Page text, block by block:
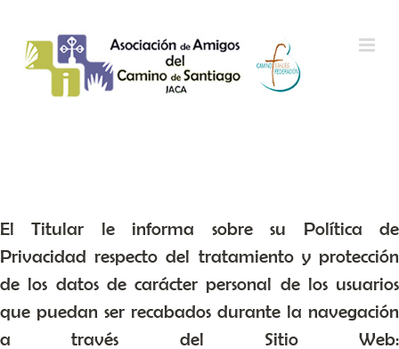
El Titular le informa sobre su Política de
Privacidad respecto del tratamiento y protección
de los datos de carácter personal de los usuarios
que puedan ser recabados durante la navegación
a través del Sitio Web: